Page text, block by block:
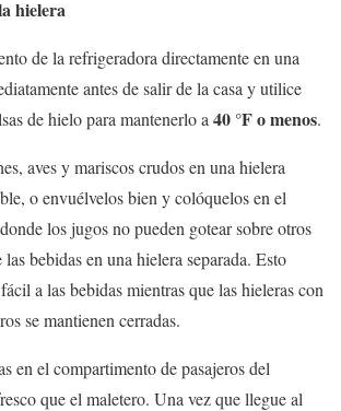
hielera
de la refrigeradora directamente en una
antes de salir de la casa y utilice
de hielo para mantenerlo a 40 °F o menos.
aves y mariscos crudos en una hielera
o envuélvelos bien y colóquelos en el
los jugos no pueden gotear sobre otros
bebidas en una hielera separada. Esto
a las bebidas mientras que las hieleras con
se mantienen cerradas.
en el compartimento de pasajeros del
que el maletero. Una vez que llegue al